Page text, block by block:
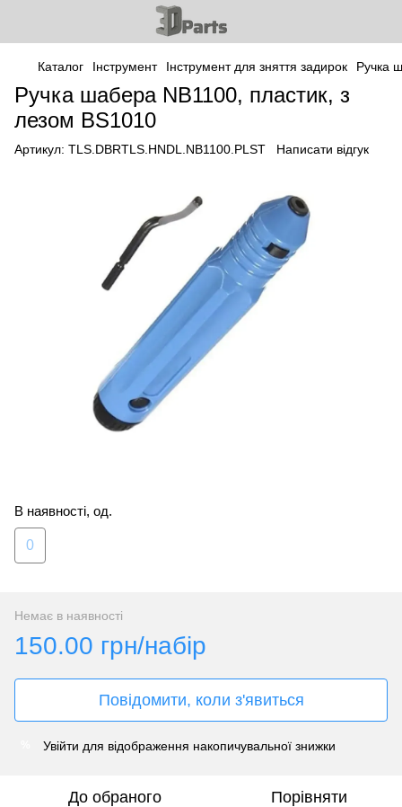
Каталог Інструмент Інструмент для зняття задирок Ручка
Ручка шабера NB1100, пластик, з
лезом BS1010
Артикул: TLS.DBRTLS.HNDL.NB1100.PLST Написати відгук
В наявності, од.
0
Немає в наявності
150.00 грн/набір
Повідомити, коли з'явиться
Увійти для відображення накопичувальної знижки
До обраного Порівняти